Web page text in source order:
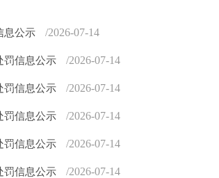
息公示 /2026-07-14
罚信息公示 /2026-07-14
罚信息公示 /2026-07-14
罚信息公示 /2026-07-14
罚信息公示 /2026-07-14
罚信息公示 /2026-07-14